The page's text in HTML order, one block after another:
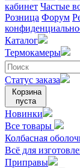
кабинет Частые
Розница Форум
Каталог
Термокамеры
Статус заказа
Корзина
пуста
Новинки
Все товары
Колбасная
Всё для
Приправы